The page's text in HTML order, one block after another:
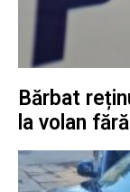
Bărbat
la volan